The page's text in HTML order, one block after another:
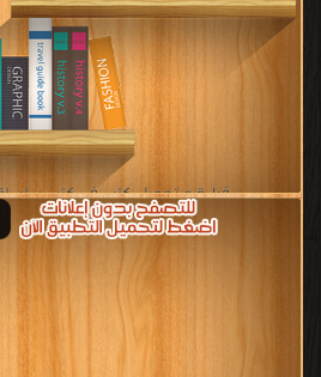
قراءة و تحميل كتب في كتب
[ 6 كتاب/كتب ]